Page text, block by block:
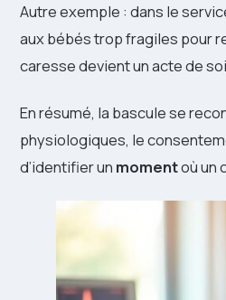
Autre exemple : dans le
aux bébés trop fragiles pour
caresse devient un acte de
En résumé, la bascule se
physiologiques, le
d’identifier un momentoù un